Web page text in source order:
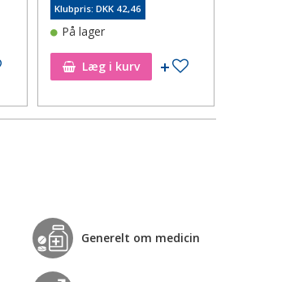
Tilføj til ønskeseddel
Klubpris: DKK 42,46
På lager
Læg i kurv Tilføj til ønskeseddel
Generelt om medicin